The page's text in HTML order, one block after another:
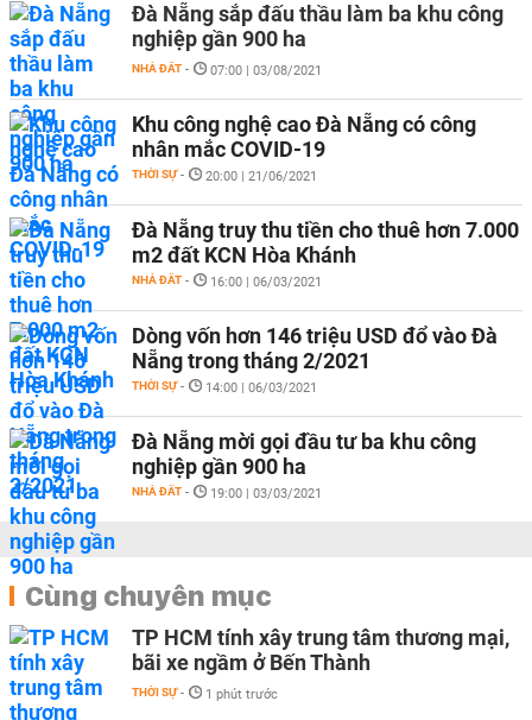
Đà Nẵng sắp đấu thầu làm ba khu công
nghiệp gần 900 ha
NHÀ ĐẤT - 07:00 | 03/08/2021
Khu công nghệ cao Đà Nẵng có công
nhân mắc COVID-19
THỜI SỰ - 20:00 | 21/06/2021
Đà Nẵng truy thu tiền cho thuê hơn 7.000
m2 đất KCN Hòa Khánh
NHÀ ĐẤT - 16:00 | 06/03/2021
Dòng vốn hơn 146 triệu USD đổ vào Đà
Nẵng trong tháng 2/2021
THỜI SỰ - 14:00 | 06/03/2021
Đà Nẵng mời gọi đầu tư ba khu công
nghiệp gần 900 ha
NHÀ ĐẤT - 19:00 | 03/03/2021
Cùng chuyên mục
TP HCM tính xây trung tâm thương mại,
bãi xe ngầm ở Bến Thành
THỜI SỰ - 1 phút trước